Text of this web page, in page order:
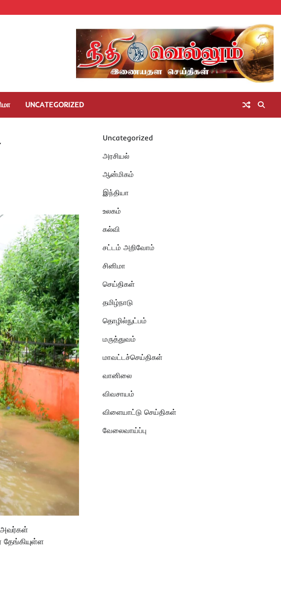
Homeசெய்திகள்
தமிழ்நாடுமாவட்டச்செய்திகள்
அரசியல்ஆன்மிகம்
சட்டம்
அறிவோம்
சினிமா
UNCATEGORIZED
அவர்கள்
Uncategorized
அரசியல்
ஆன்மிகம்
இந்தியா
உலகம்
கல்வி
சட்டம் அறிவோம்
சினிமா
செய்திகள்
தமிழ்நாடு
தொழில்நுட்பம்
மருத்துவம்
மாவட்டச்செய்திகள்
வானிலை
விவசாயம்
விளையாட்டு செய்திகள்
வேலைவாய்ப்பு